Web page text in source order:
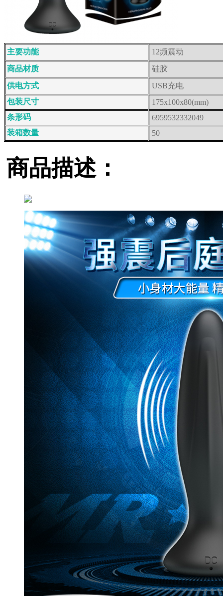
主要功能
12频震动
商品材质
硅胶
供电方式
USB充电
包装尺寸
175x100x80(mm)
条形码
6959532332049
装箱数量
50
商品描述：